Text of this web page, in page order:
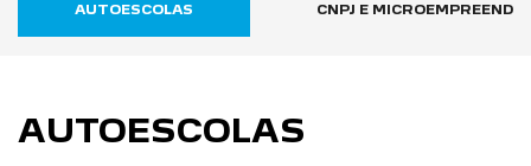
AUTOESCOLAS CNPJ E
AUTOESCOLAS